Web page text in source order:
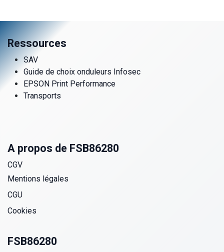
Ressources
SAV
Guide de choix onduleurs Infosec
EPSON Print Performance
Transports
A propos de FSB86280
CGV
Mentions légales
CGU
Cookies
FSB86280